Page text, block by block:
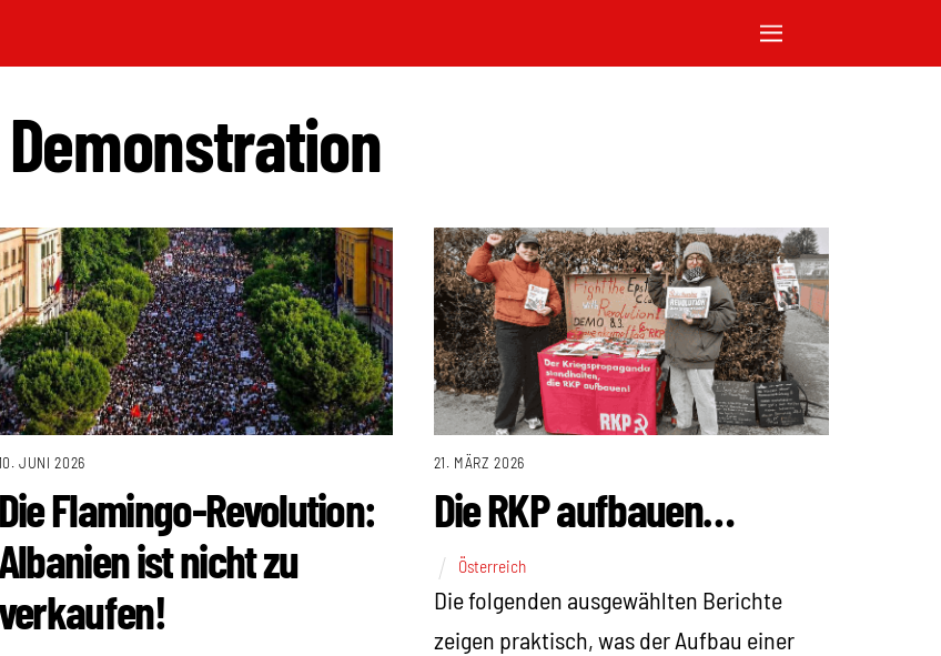
Demonstration
JUNI 2026
Die Flamingo-Revolution:
Albanien ist nicht zu
21. MÄRZ 2026
Die RKP aufbauen…
Österreich
Die folgenden ausgewählten Berichte
zeigen praktisch, was der Aufbau einer